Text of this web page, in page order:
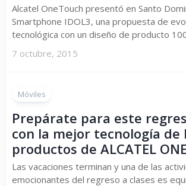
Alcatel OneTouch presentó en Santo
Smartphone IDOL3, una propuesta de
tecnológica con un diseño de producto
7 octubre, 2015
Móviles
Prepárate para este
con la mejor tecnología de
productos de ALCATEL
Las vacaciones terminan y una de las
emocionantes del regreso a clases es